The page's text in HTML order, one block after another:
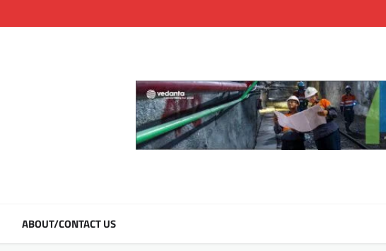
ABOUT/CONTACT US